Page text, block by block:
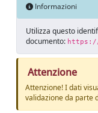
Informazioni
Utilizza questo
documento: https://
Attenzione
Attenzione! I dati
validazione da parte